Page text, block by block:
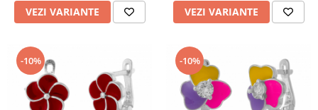
VEZI VARIANTE VEZI VARIANTE
-10% -10%